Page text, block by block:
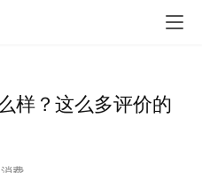
样？这么多评价的